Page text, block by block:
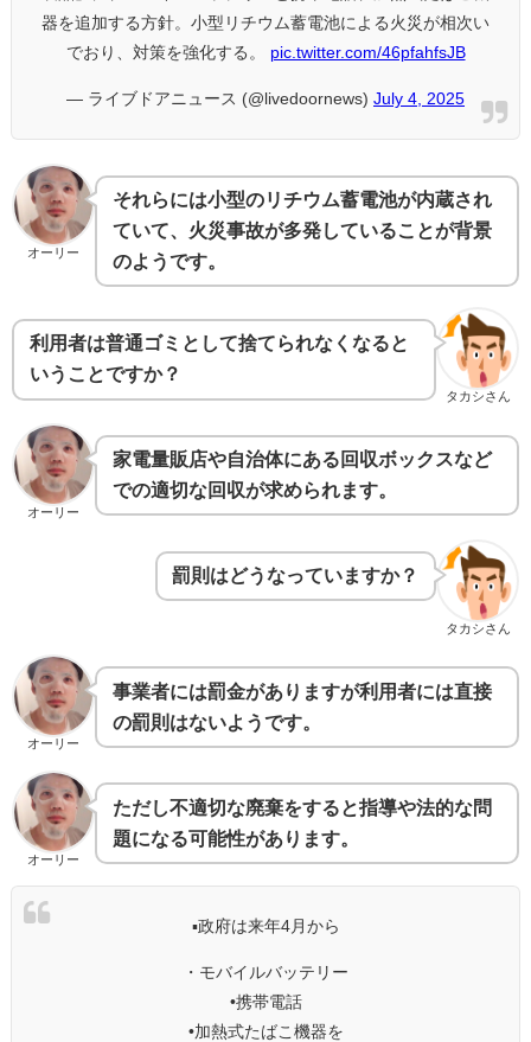
器を追加する方針。小型リチウム蓄電池による火災が相次い
でおり、対策を強化する。
pic.twitter.com/46pfahfsJB
— ライブドアニュース (@livedoornews) July 4, 2025
オーリー
それらには小型のリチウム蓄電池が内蔵され
ていて、火災事故が多発していることが背景
のようです。
タカシさん
利用者は普通ゴミとして捨てられなくなると
いうことですか？
オーリー
家電量販店や自治体にある回収ボックスなど
での適切な回収が求められます。
タカシさん
罰則はどうなっていますか？
オーリー
事業者には罰金がありますが利用者には直接
の罰則はないようです。
オーリー
ただし不適切な廃棄をすると指導や法的な問
題になる可能性があります。
▪️政府は来年4月から
・モバイルバッテリー
•携帯電話
•加熱式たばこ機器を